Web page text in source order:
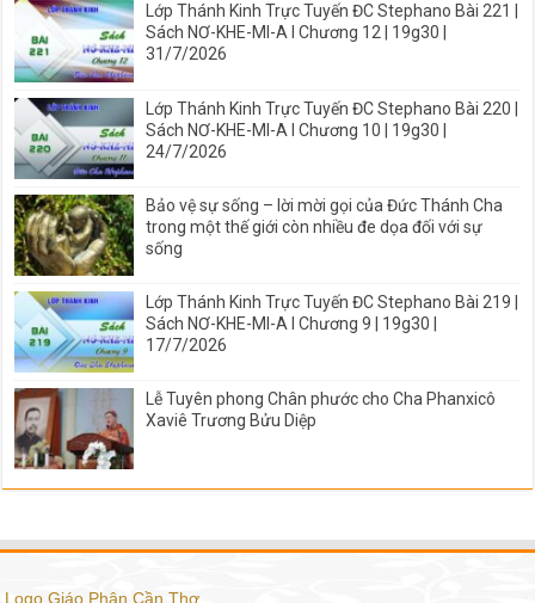
Lớp Thánh Kinh Trực Tuyến ĐC Stephano Bài 221 |
Sách NƠ-KHE-MI-A I Chương 12 | 19g30 |
31/7/2026
Lớp Thánh Kinh Trực Tuyến ĐC Stephano Bài 220 |
Sách NƠ-KHE-MI-A I Chương 10 | 19g30 |
24/7/2026
Bảo vệ sự sống – lời mời gọi của Đức Thánh Cha
trong một thế giới còn nhiều đe dọa đối với sự
sống
Lớp Thánh Kinh Trực Tuyến ĐC Stephano Bài 219 |
Sách NƠ-KHE-MI-A I Chương 9 | 19g30 |
17/7/2026
Lễ Tuyên phong Chân phước cho Cha Phanxicô
Xaviê Trương Bửu Diệp
Logo Giáo Phận Cần Thơ